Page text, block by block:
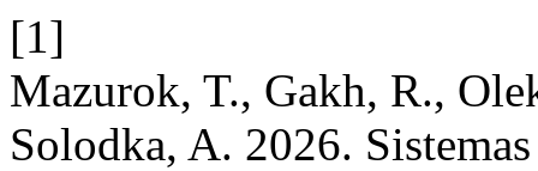
[1]
Mazurok, T., Gakh, R.,
Solodka, A. 2026.